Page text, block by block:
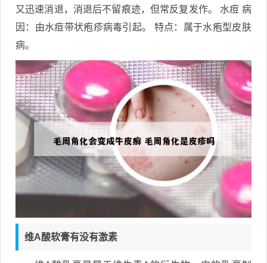
又迅速消退，消退后不留痕迹，但常反复发作。 水痘 病
因：由水痘带状疱疹病毒引起。 特点：属于水疱型皮肤
病。
维A酸软膏有没有激素